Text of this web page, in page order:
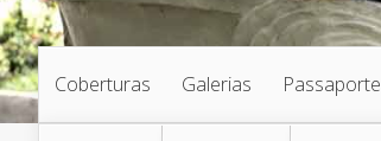
Coberturas Galerias Passaporte